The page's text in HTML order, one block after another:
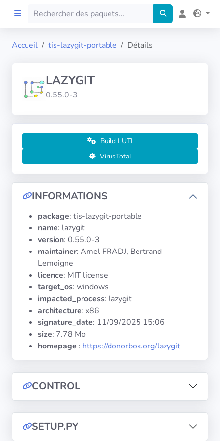
Preprod
À propos
FILTRES
Langues
Architectures
d'exploitation
Documentation
Accueil tis-lazygit-portable Détails
LAZYGIT
0.55.0-3
Build LUTI
VirusTotal
INFORMATIONS
package: tis-lazygit-portable
name: lazygit
version: 0.55.0-3
maintainer: Amel FRADJ, Bertrand
Lemoigne
licence: MIT license
target_os: windows
impacted_process: lazygit
architecture: x86
signature_date: 11/09/2025 15:06
size: 7.78 Mo
homepage : https://donorbox.org/lazygit
CONTROL
SETUP.PY